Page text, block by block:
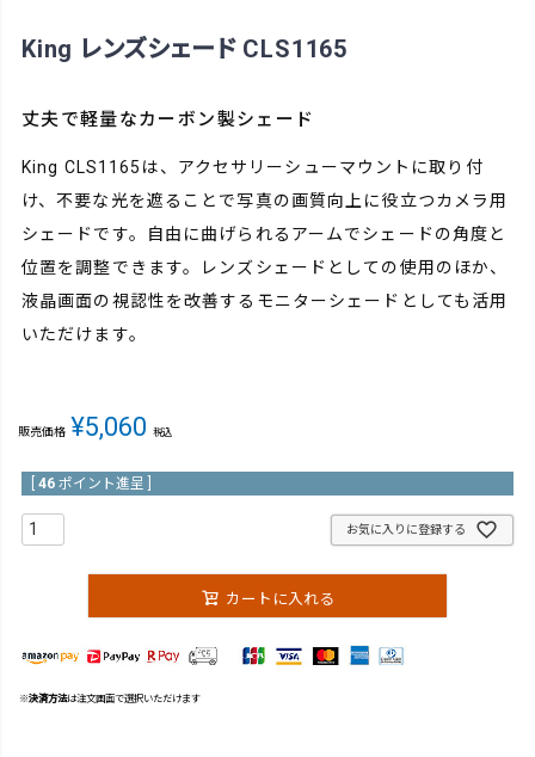
King レンズシェード CLS1165
丈夫で軽量なカーボン製シェード
King CLS1165は、アクセサリーシューマウントに取り付
け、不要な光を遮ることで写真の画質向上に役立つカメラ用
シェードです。自由に曲げられるアームでシェードの角度と
位置を調整できます。レンズシェードとしての使用のほか、
液晶画面の視認性を改善するモニターシェードとしても活用
いただけます。
販売価格 ¥5,060 税込
46 ポイント進呈 ]
お気に入りに登録する
カートに入れる
※決済方法は注文画面で選択いただけます